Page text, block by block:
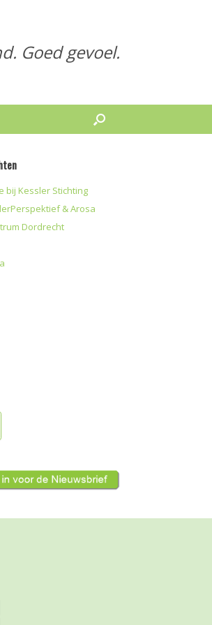
Goed gevoel.
bij Kessler Stichting
& Arosa
Dordrecht